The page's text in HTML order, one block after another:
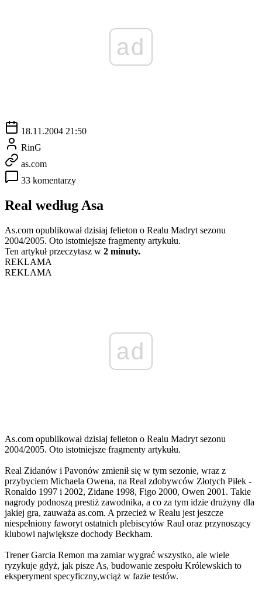
ad
18.11.2004 21:50
RinG
as.com
33 komentarzy
Real według Asa
As.com opublikował dzisiaj felieton o Realu Madryt sezonu
2004/2005. Oto istotniejsze fragmenty artykułu.
Ten artykuł przeczytasz w 2 minuty.
REKLAMA
REKLAMA
ad
As.com opublikował dzisiaj felieton o Realu Madryt sezonu
2004/2005. Oto istotniejsze fragmenty artykułu.
Real Zidanów i Pavonów zmienił się w tym sezonie, wraz z
przybyciem Michaela Owena, na Real zdobywców Złotych Piłek -
Ronaldo 1997 i 2002, Zidane 1998, Figo 2000, Owen 2001. Takie
nagrody podnoszą prestiż zawodnika, a co za tym idzie drużyny dla
jakiej gra, zauważa as.com. A przecież w Realu jest jeszcze
niespełniony faworyt ostatnich plebiscytów Raul oraz przynoszący
klubowi największe dochody Beckham.
Trener Garcia Remon ma zamiar wygrać wszystko, ale wiele
ryzykuje gdyż, jak pisze As, budowanie zespołu Królewskich to
eksperyment specyficzny,wciąż w fazie testów.